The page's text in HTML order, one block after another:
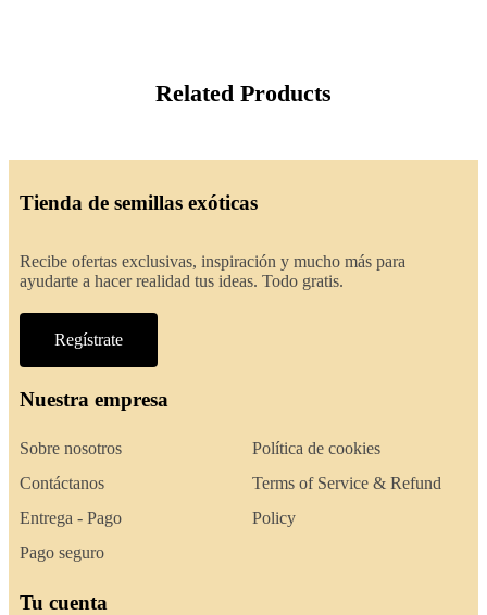
Related Products
Tienda de semillas exóticas
Recibe ofertas exclusivas, inspiración y mucho más para
ayudarte a hacer realidad tus ideas. Todo gratis.
Regístrate
Nuestra empresa
Sobre nosotros
Contáctanos
Entrega - Pago
Pago seguro
Política de cookies
Terms of Service & Refund
Policy
Tu cuenta